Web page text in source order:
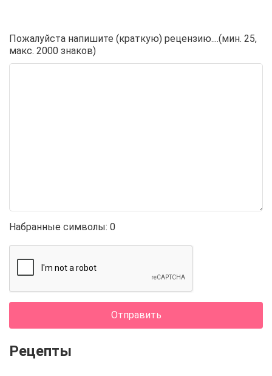
Пожалуйста напишите (краткую) рецензию....(мин. 25,
макс. 2000 знаков)
Набранные символы: 0
Отправить